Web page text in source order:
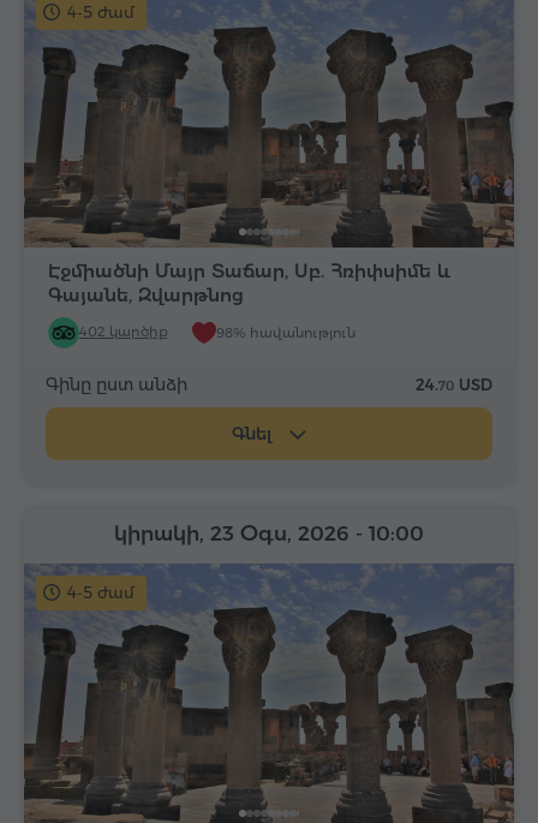
4-5 ժամ
Էջմիածնի Մայր Տաճար, Սբ. Հռիփսիմե և
Գայանե, Զվարթնոց
402 կարծիք 98% հավանություն
Գինը ըստ անձի 24.70 USD
Գնել
4-5 ժամ
կիրակի, 23 Օգս, 2026 - 10:00